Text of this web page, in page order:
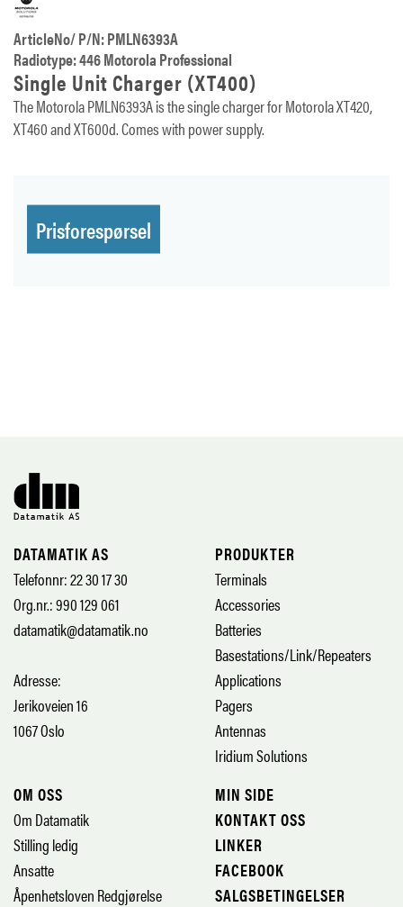
ArticleNo/ P/N: PMLN6393A
Radiotype: 446 Motorola Professional
Single Unit Charger (XT400)
The Motorola PMLN6393A is the single charger for Motorola XT420,
XT460 and XT600d. Comes with power supply.
Prisforespørsel
DATAMATIK AS
Telefonnr: 22 30 17 30
Org.nr.: 990 129 061
datamatik@datamatik.no
Adresse:
Jerikoveien 16
1067 Oslo
PRODUKTER
Terminals
Accessories
Batteries
Basestations/Link/Repeaters
Applications
Pagers
Antennas
Iridium Solutions
OM OSS
Om Datamatik
Stilling ledig
Ansatte
Åpenhetsloven Redgjørelse
MIN SIDE
KONTAKT OSS
LINKER
FACEBOOK
SALGSBETINGELSER